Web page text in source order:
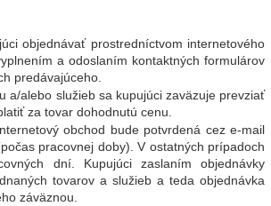
objednávať prostredníctvom internetového
a odoslaním kontaktných formulárov
predávajúceho.
a/alebo služieb sa kupujúci zaväzuje prevziať
za tovar dohodnutú cenu.
obchod bude potvrdená cez e-mail
pracovnej doby). V ostatných prípadoch
dní. Kupujúci zaslaním objednávky
tovarov a služieb a teda objednávka
záväznou.